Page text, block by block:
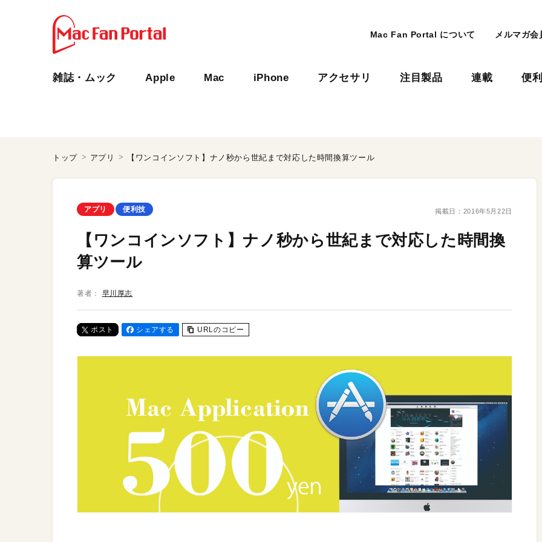
Mac Fan Portal について メルマガ会
雑誌・ムック Apple Mac iPhone アクセサリ 注目製品 連載 便
トップ アプリ 【ワンコインソフト】ナノ秒から世紀まで対応した時間換算ツール
アプリ 便利技 掲載日： 2016年5月22日
【ワンコインソフト】ナノ秒から世紀まで対応した時間換
算ツール
著者： 早川厚志
ポスト シェアする URLのコピー